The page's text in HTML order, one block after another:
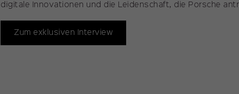
digitale Innovationen und die Leidenschaft, die Porsche
Zum exklusiven Interview